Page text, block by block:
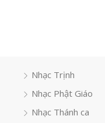
Nhạc Trịnh
Nhạc Phật Giáo
Nhạc Thánh ca